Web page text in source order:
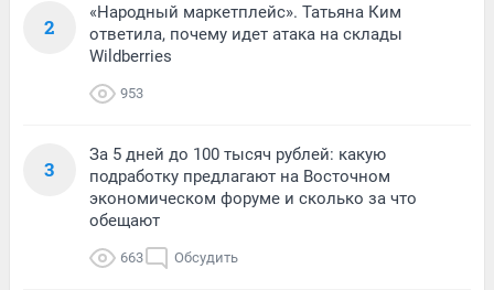
2
«Народный маркетплейс». Татьяна Ким
ответила, почему идет атака на склады
Wildberries
953
3
За 5 дней до 100 тысяч рублей: какую
подработку предлагают на Восточном
экономическом форуме и сколько за что
обещают
663 Обсудить